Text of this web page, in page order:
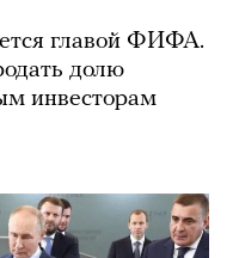
главой ФИФА.
долю
инвесторам